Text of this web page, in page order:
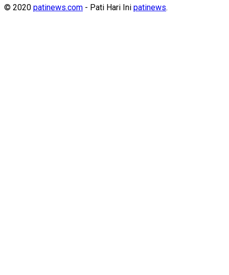
© 2020 patinews.com - Pati Hari Ini patinews.